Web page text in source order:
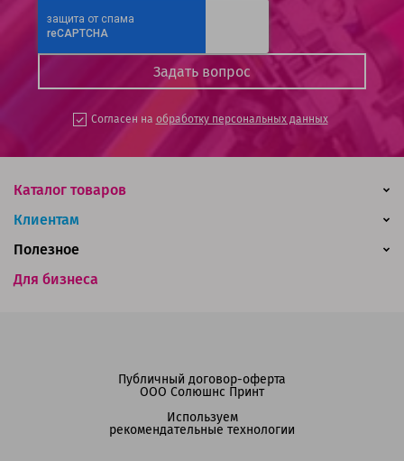
Согласен на обработку персональных данных
Каталог товаров
Клиентам
Для бизнеса
Полезное
Публичный договор-оферта
ООО Солюшнс Принт
Используем
рекомендательные технологии